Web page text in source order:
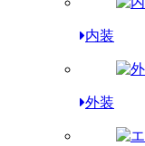
内装
外装